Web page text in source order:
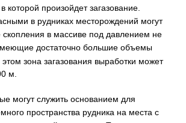
которой произойдет загазование.
в рудниках месторождений могут
скопления в массиве под давлением не
достаточно большие объемы
зона загазования выработки может
м.
могут служить основанием для
пространства рудника на места с